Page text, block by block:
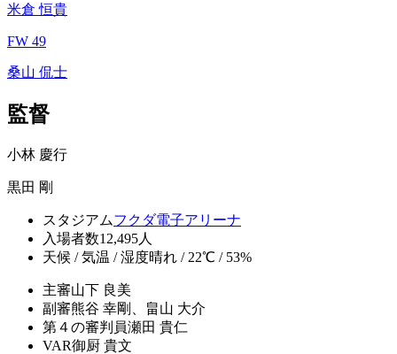
米倉 恒貴
FW 49
桑山 侃士
監督
小林 慶行
黒田 剛
スタジアムフクダ電子アリーナ
入場者数12,495人
天候 / 気温 / 湿度晴れ / 22℃ / 53%
主審山下 良美
副審熊谷 幸剛、畠山 大介
第４の審判員瀬田 貴仁
VAR御厨 貴文